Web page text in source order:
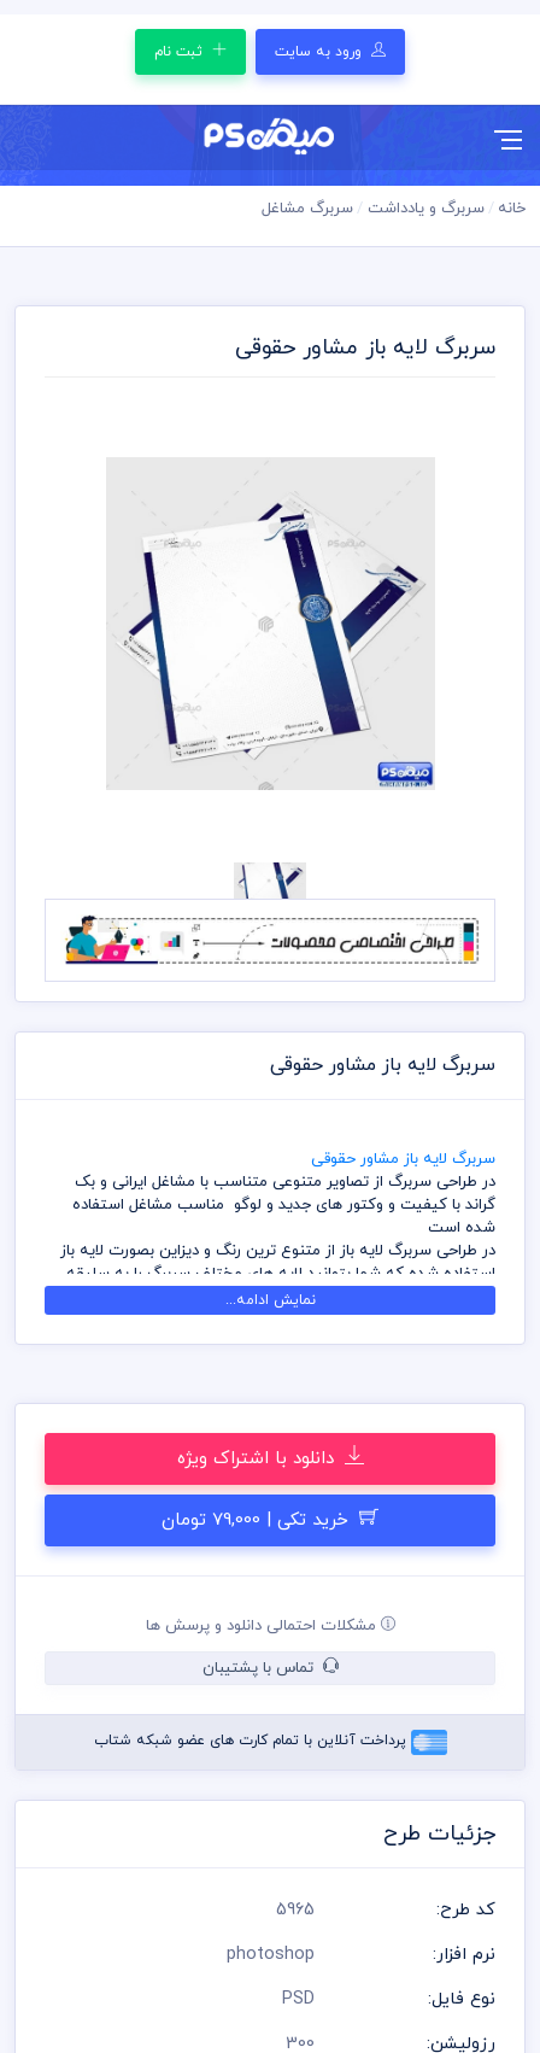
ورود به سایت ثبت نام
خانه سربرگ و یادداشت سربرگ مشاغل
دانلود با اشتراک ویژه
خرید تکی | 79,000 تومان
مشکلات احتمالی دانلود و پرسش ها
تماس با پشتیبان
پرداخت آنلاین با تمام کارت های عضو شبکه شتاب
جزئیات طرح
کد طرح:
5965
نرم افزار:
photoshop
نوع فایل:
PSD
رزولیشن:
300
سربرگ لایه باز مشاور حقوقی
سربرگ لایه باز مشاور حقوقی
سربرگ لایه باز مشاور حقوقی
در طراحی سربرگ از تصاویر متنوعی متناسب با مشاغل ایرانی و بک
گراند با کیفیت و وکتور های جدید و لوگو مناسب مشاغل استفاده
شده است
در طراحی سربرگ لایه باز از متنوع ترین رنگ و دیزاین بصورت لایه باز
استفاده شده که شما بتوانید لایه های مختلف سربرگ را به سلیقه
کامل ترین آرشیو لایه باز سربرگ که می توانید با خیالی راحت با تهیه
بسته های اشتراک ویژه به هزاران طرح لایه باز دسترسی و دانلود
باشد
کلیه طراحی های سربرگ بصورت لایه باز و با فرمت فتوشاپ می باشد
که می توانید جهت ویرایش از نرم افزار فتوشاپ استفاده نمائید
شما می توانید چاپ سربرگ های موجود در وب سایت میهن پی اس
دی را نزد چاپخانه مجموعه چاپ و در سراسر کشور دریافت نمائید
برای دانلود سربرگ و طرح لایه باز به صورت به صرفه می توانید از
پنتت رنگی . مد رنگی و کیفیت مناسب عکس و وکتور به عهده خریدار
در طراحی سربرگ از لوگو و نشان های تجاری نمادین استفاده شده
رعایت کلیه قوانین موجود در سایت به عهده خریدار می باشد
نمایش ادامه...